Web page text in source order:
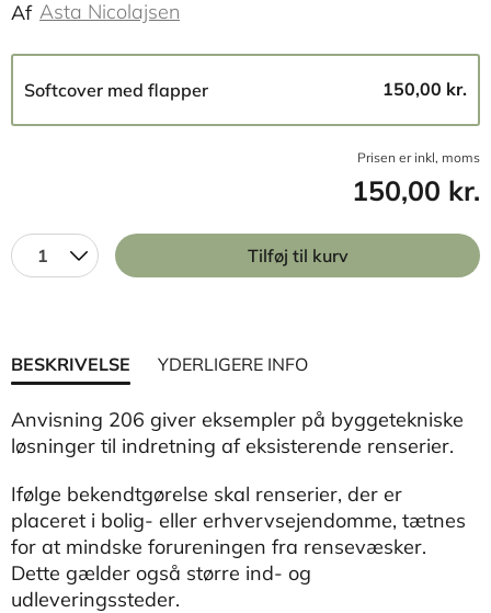
Af Asta Nicolajsen
Softcover med flapper 150,00 kr.
Prisen er inkl, moms
150,00 kr.
1 Tilføj til kurv
BESKRIVELSE YDERLIGERE INFO
Anvisning 206 giver eksempler på byggetekniske
løsninger til indretning af eksisterende renserier.
Ifølge bekendtgørelse skal renserier, der er
placeret i bolig- eller erhvervsejendomme, tætnes
for at mindske forureningen fra rensevæsker.
Dette gælder også større ind- og
udleveringssteder.